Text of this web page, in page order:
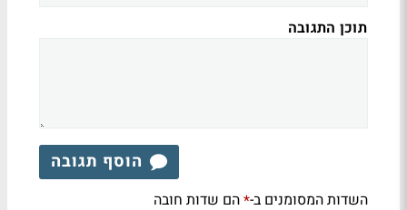
תוכן התגובה
הוסף תגובה
השדות המסומנים ב-*הם שדות חובה